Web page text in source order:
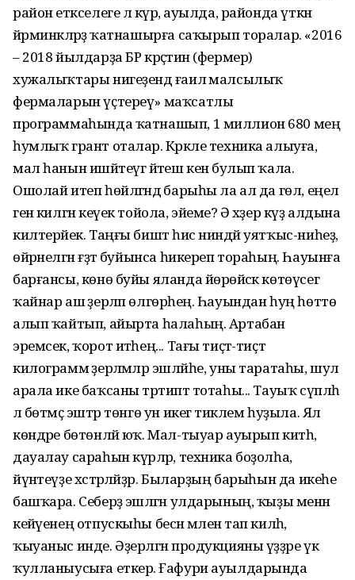
район етәкселеге лә күрә, ауылда, районда үткән
йәрминкәләрҙә ҡатнашырға саҡырып торалар. «2016
– 2018 йылдарҙа БР крәҫтиән (фермер)
хужалыҡтары нигеҙендә ғаилә малсылыҡ
фермаларын үҫтереү» маҡсатлы
программаһында ҡат­нашып, 1 миллион 680 мең
һумлыҡ грант оталар. Кәрәкле техника алыуға,
мал һанын ишәйтеүгә йәтеш кенә булып ҡала.
Ошолай итеп һөйләгәндә барыһы ла ал да гөл, еңел
генә килгән кеүек тойола, эйеме? Ә хәҙер күҙ алдына
килтерәйек. Таңғы биштә һис ниндәй уятҡыс-ниһеҙ,
өйрәнелгән ғәҙәт буйынса һикереп тораһың. Һауынға
барғансы, көнө буйы яланда йөрөйәсәк көтөүсегә
ҡайнар аш әҙерләп өлгөрәһең. Һауындан һуң һөттө
алып ҡайтып, айырта һалаһың. Артабан
эремсек, ҡорот итәһең... Тағы тиҫтә-тиҫтә
килограмм әҙерләмәләр эшләйһе, уны таратаһы, шул
арала ике баҡсаны тәртиптә тотаһы... Тауыҡ сүпләһә
лә бөтмәҫ эштәр төнгө ун икегә тиклем һуҙыла. Ял
көндәре бөтөнләй юҡ. Мал-тыуар ауырып китһә,
дауалау сараһын күрәләр, техника боҙолһа,
йүнәтеүҙе хәстәрләйҙәр. Быларҙың барыһын да икеһе
башҡара. Себерҙә эшләгән улдарының, ҡыҙы менән
кейәүенең отпускыһы бесән мәленә тап килһә,
ҡыуаныс инде. Әҙерләгән продукцияны үҙҙәре үк
ҡулла­ныусыға еткерә. Ғафури ауылдарында